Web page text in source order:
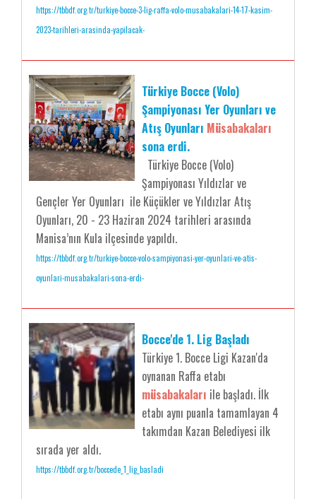
https://tbbdf.org.tr/turkiye-bocce-3-lig-raffa-volo-musabakalari-14-17-kasim-
2023-tarihleri-arasinda-yapilacak-
Türkiye Bocce (Volo)
Şampiyonası Yer Oyunları ve
Atış Oyunları Müsabakaları
sona erdi.
Türkiye Bocce (Volo)
Şampiyonası Yıldızlar ve
Gençler Yer Oyunları ile Küçükler ve Yıldızlar Atış
Oyunları, 20 - 23 Haziran 2024 tarihleri arasında
Manisa’nın Kula ilçesinde yapıldı.
https://tbbdf.org.tr/turkiye-bocce-volo-sampiyonasi-yer-oyunlari-ve-atis-
oyunlari-musabakalari-sona-erdi-
Bocce'de 1. Lig Başladı
Türkiye 1. Bocce Ligi Kazan'da
oynanan Raffa etabı
müsabakaları ile başladı. İlk
etabı aynı puanla tamamlayan 4
takımdan Kazan Belediyesi ilk
sırada yer aldı.
https://tbbdf.org.tr/boccede_1_lig_basladi